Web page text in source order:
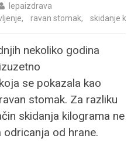
lepaizdrava
, ravan stomak, skidanje
nekoliko godina
se pokazala kao
stomak. Za razliku
skidanja kilograma ne
odricanja od hrane.